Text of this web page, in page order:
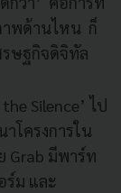
าพด้านไหน ก็
รษฐกิจดิจิทัล
Silence’ ไป
โครงการใน
Grab มีพาร์ท
ม และ